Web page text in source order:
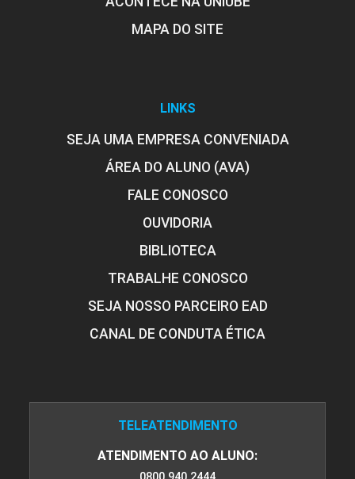
MAPA DO SITE
LINKS
SEJA UMA EMPRESA CONVENIADA
ÁREA DO ALUNO (AVA)
FALE CONOSCO
OUVIDORIA
BIBLIOTECA
TRABALHE CONOSCO
SEJA NOSSO PARCEIRO EAD
CANAL DE CONDUTA ÉTICA
TELEATENDIMENTO
ATENDIMENTO AO ALUNO: